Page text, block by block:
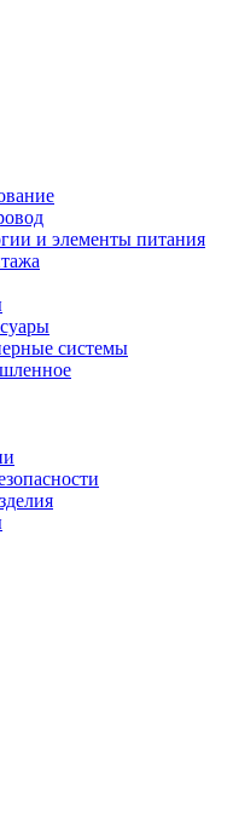
и элементы питания
системы